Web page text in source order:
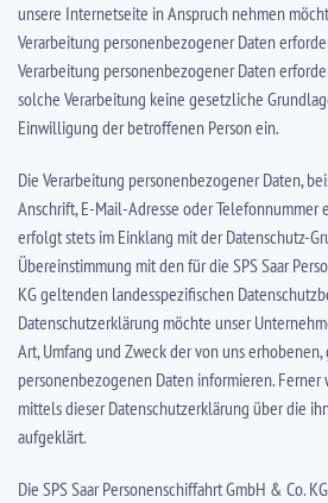
unsere Internetseite in Anspruch nehmen
Verarbeitung personenbezogener Daten
Verarbeitung personenbezogener Daten
solche Verarbeitung keine gesetzliche
Einwilligung der betroffenen Person ein.
Die Verarbeitung personenbezogener Daten,
Anschrift, E-Mail-Adresse oder Telefonnummer
erfolgt stets im Einklang mit der Datenschutz-
Übereinstimmung mit den für die SPS Saar
KG geltenden landesspezifischen
Datenschutzerklärung möchte unser
Art, Umfang und Zweck der von uns
personenbezogenen Daten informieren.
mittels dieser Datenschutzerklärung über die
aufgeklärt.
Die SPS Saar Personenschiffahrt GmbH & Co.